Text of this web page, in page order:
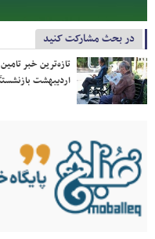
در بحث مشارکت کنید
تازه‌ترین خبر
اردیبهشت